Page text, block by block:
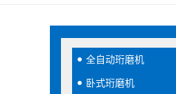
全自动珩磨机
卧式珩磨机